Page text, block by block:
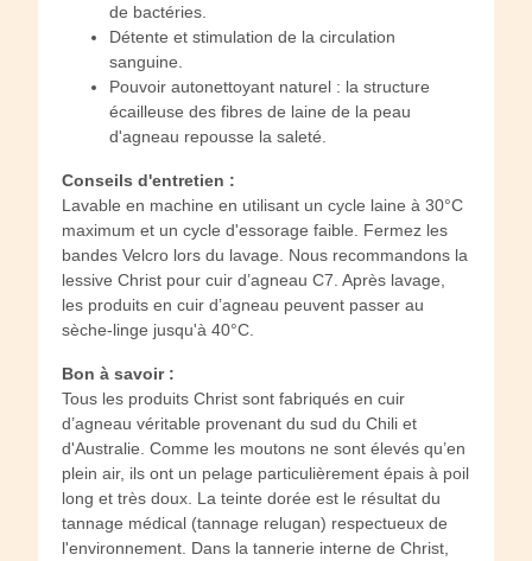
de bactéries.
Détente et stimulation de la circulation
sanguine.
Pouvoir autonettoyant naturel : la structure
écailleuse des fibres de laine de la peau
d'agneau repousse la saleté.
Conseils d'entretien :
Lavable en machine en utilisant un cycle laine à 30°C
maximum et un cycle d'essorage faible. Fermez les
bandes Velcro lors du lavage. Nous recommandons la
lessive Christ pour cuir d’agneau C7. Après lavage,
les produits en cuir d’agneau peuvent passer au
sèche-linge jusqu'à 40°C.
Bon à savoir :
Tous les produits Christ sont fabriqués en cuir
d’agneau véritable provenant du sud du Chili et
d'Australie. Comme les moutons ne sont élevés qu’en
plein air, ils ont un pelage particulièrement épais à poil
long et très doux. La teinte dorée est le résultat du
tannage médical (tannage relugan) respectueux de
l'environnement. Dans la tannerie interne de Christ,